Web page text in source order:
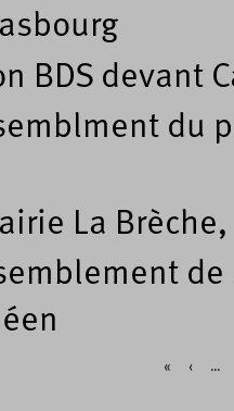
BDS devant
du
La Brèche,
« ‹ …